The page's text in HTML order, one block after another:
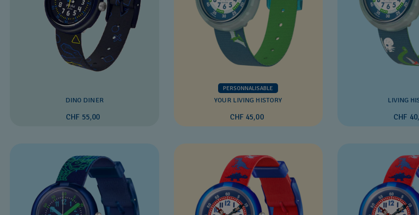
DINO DINER
CHF 55,00
PERSONNALISABLE
YOUR LIVING HISTORY
CHF 45,00
LIVING
CHF